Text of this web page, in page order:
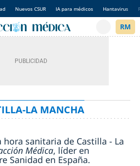
Nuevos CSUR IA para médicos Hantavirus
LA MANCHA
sanitaria de Castilla - La
Médica, líder en
Sanidad en España.